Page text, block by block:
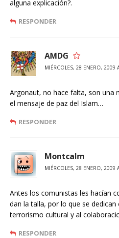
alguna explicación?.
RESPONDER
AMDG
MIÉRCOLES, 28 ENERO, 2009
Argonaut, no hace falta, son una
el mensaje de paz del Islam…
RESPONDER
Montcalm
MIÉRCOLES, 28 ENERO, 2009
Antes los comunistas les hacían
dan la talla, por lo que se dedican
terrorismo cultural y al
RESPONDER